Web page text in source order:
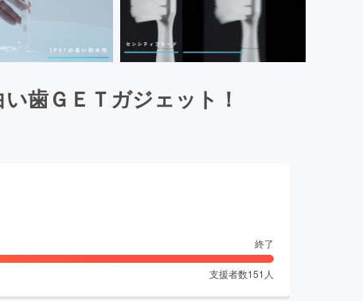
歯ＧＥＴガジェット！
終了
支援者数151 人